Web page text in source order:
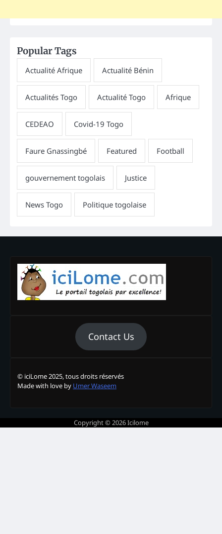
Popular Tags
Contact Us
© iciLome 2025, tous droits réservés
Made with love by Umer Waseem
Copyright © 2026Icilome